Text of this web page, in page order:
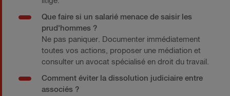
Que faire si un salarié menace de saisir les
prud'hommes ?
Ne pas paniquer. Documenter immédiatement
toutes vos actions, proposer une médiation et
consulter un avocat spécialisé en droit du travail.
Comment éviter la dissolution judiciaire entre
associés ?